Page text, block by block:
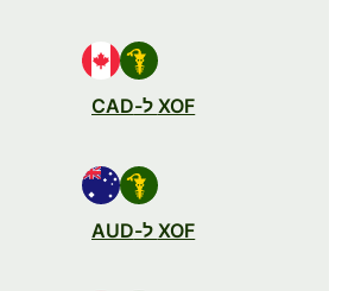
XOF ל-CAD
XOF ל-AUD